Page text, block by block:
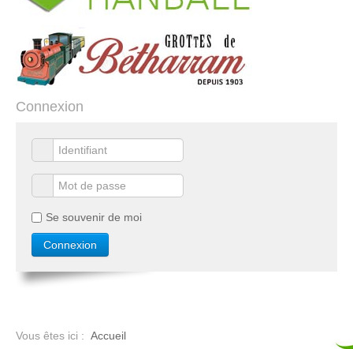
Connexion
Se souvenir de moi
Vous êtes ici : Accueil